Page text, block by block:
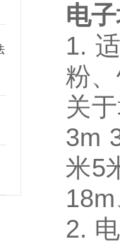
电
1.
粉
关
3m
米5
2.